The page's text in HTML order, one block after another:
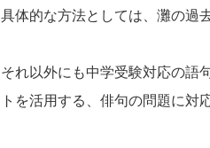
具体的な方法としては、灘の過
それ以外にも中学受験対応の語
トを活用する、俳句の問題に対